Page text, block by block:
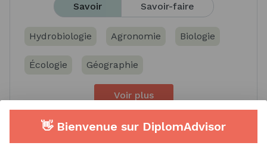
Savoir Savoir-faire
Hydrobiologie Agronomie Biologie
Écologie Géographie
Voir plus
👋 Bienvenue sur DiplomAdvisor